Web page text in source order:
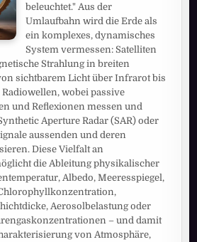
beleuchtet." Aus der
Umlaufbahn wird die Erde als
ein komplexes, dynamisches
System vermessen: Satelliten
Strahlung in breiten
sichtbarem Licht über Infrarot bis
wobei passive
und Reflexionen messen und
Aperture Radar (SAR) oder
aussenden und deren
Diese Vielfalt an
die Ableitung physikalischer
Albedo, Meeresspiegel,
Aerosolbelastung oder
– und damit
von Atmosphäre,